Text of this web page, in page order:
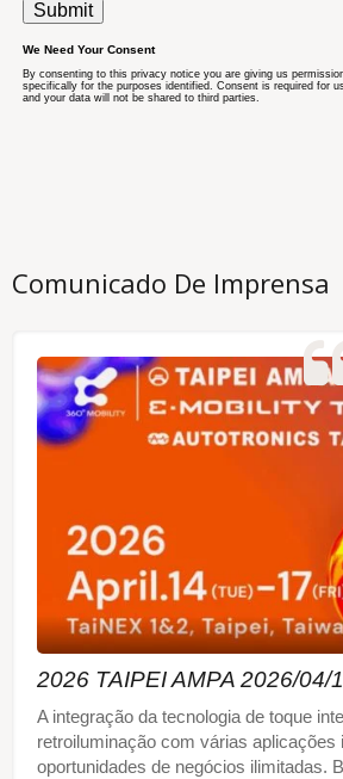
Comunicado De Imprensa
2026 TAIPEI AMPA 2026/04/
A integração da tecnologia de toque
retroiluminação com várias aplicações
oportunidades de negócios ilimitadas.